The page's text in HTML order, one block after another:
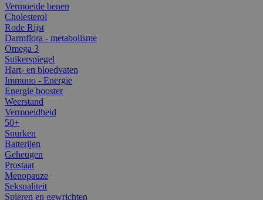
Vermoeide benen
Cholesterol
Rode Rijst
Darmflora - metabolisme
Omega 3
Suikerspiegel
Hart- en bloedvaten
Immuno - Energie
Energie booster
Weerstand
Vermoeidheid
50+
Snurken
Batterijen
Geheugen
Prostaat
Menopauze
Seksualiteit
Spieren en gewrichten